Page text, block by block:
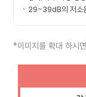
29~39dB의 저소
*이미지를 확대 하시